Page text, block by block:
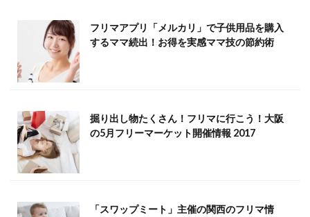
フリマアプリ「メルカリ」で子供用品を購入
するママ続出！お得を実感ママ技の節約術
掘り出し物たくさん！フリマに行こう！大阪
の5月フリーマーケット開催情報 2017
「スワップミート」主催の関西のフリマ情